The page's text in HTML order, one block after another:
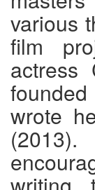
various
film
actress
wrote